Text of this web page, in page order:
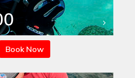
Book Now